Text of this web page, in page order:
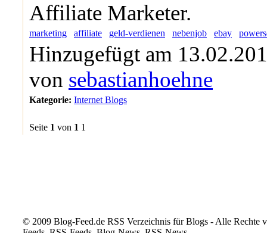
Affiliate Marketer.
marketing affiliate geld-verdienen nebenjob ebay
Hinzugefügt am
von sebastianhoehne
Kategorie: Internet Blogs
Seite 1 von 1 1
© 2009 Blog-Feed.de RSS Verzeichnis für Blogs - Alle Rechte